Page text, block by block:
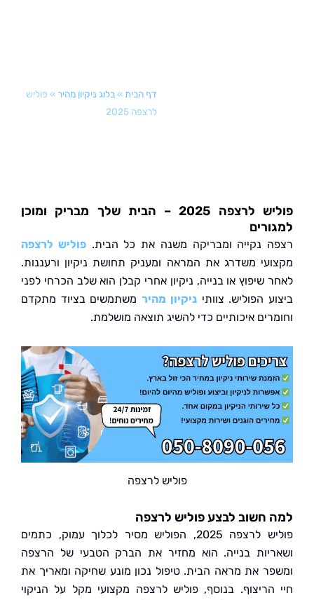
»בלוג ניקיון מהיר »פוליש
פוליש לרצפה 2025 – הבית שלך מבריק ומוכן
נקייה ומבריקה משנה את כל הבית.פוליש לרצפה
משדרג את המראה ומעניק תחושת ניקיון ורעננות.
שיפוץ או בנייה, ניקיון אחרי קבלן הוא שלב הכרחי לפני
הפוליש. צוותיניקיון מהירמשתמשים בציוד מתקדם
איכותיים כדי להשיג תוצאה מושלמת.
פוליש לרצפה
חשוב לבצע פוליש לרצפה
פוליש לרצפה 2025, הפוליש מסיר לכלוך עמוק, כתמים
בנייה. הוא מחזיר את הברק הטבעי של הרצפה
את מראה הבית. טיפול נכון מונע שחיקה ומאריך את
בנוסף, פוליש לרצפה מקצועי מקל על הניקוי